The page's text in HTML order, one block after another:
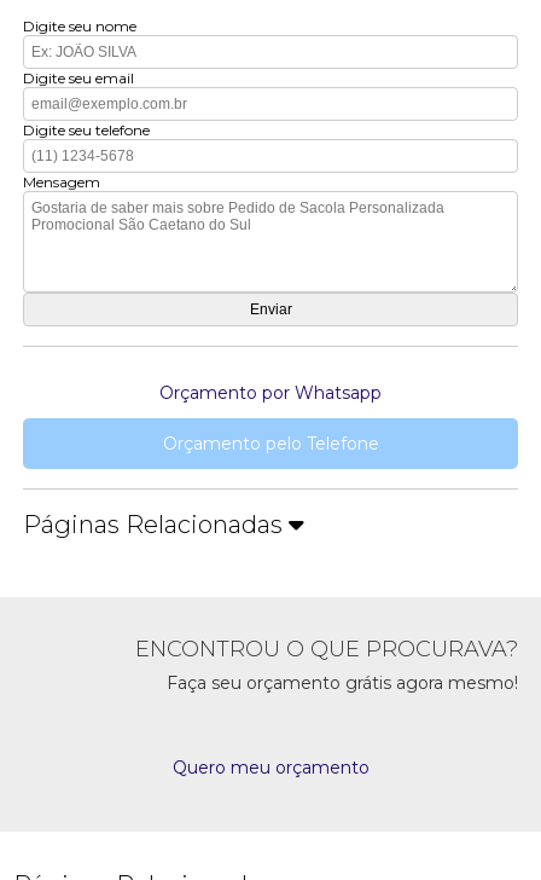
Digite seu nome
Digite seu email
Digite seu telefone
Mensagem
Orçamento por Whatsapp
Orçamento pelo Telefone
Páginas Relacionadas
ENCONTROU O QUE PROCURAVA?
Faça seu orçamento grátis agora mesmo!
Quero meu orçamento